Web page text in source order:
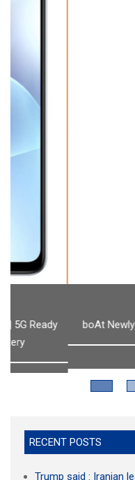
boAt Newly Launched
RECENT POSTS
Trump said : Iranian